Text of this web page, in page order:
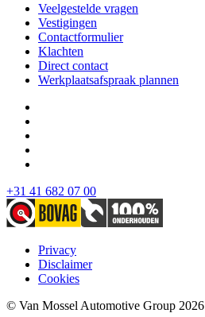
Veelgestelde vragen
Vestigingen
Contactformulier
Klachten
Direct contact
Werkplaatsafspraak plannen
+31 41 682 07 00
Privacy
Disclaimer
Cookies
© Van Mossel Automotive Group 2026